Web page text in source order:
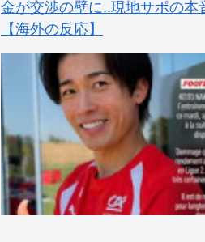
海外の反応：熊本の病院で手
地震が発生、大揺れの中でも
た医師たちの対応ぶりに海外